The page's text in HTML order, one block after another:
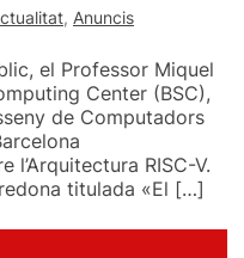
, Anuncis
el Professor Miquel
Center (BSC),
de Computadors
l’Arquitectura RISC-V.
titulada «El […]